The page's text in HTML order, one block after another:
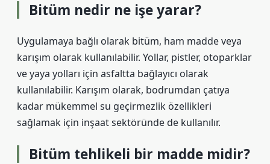
Bitüm nedir ne işe yarar?
Uygulamaya bağlı olarak bitüm, ham madde veya
karışım olarak kullanılabilir. Yollar, pistler, otoparklar
ve yaya yolları için asfaltta bağlayıcı olarak
kullanılabilir. Karışım olarak, bodrumdan çatıya
kadar mükemmel su geçirmezlik özellikleri
sağlamak için inşaat sektöründe de kullanılır.
Bitüm tehlikeli bir madde midir?